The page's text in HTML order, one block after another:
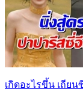
เกิดอะไรขึ้น เถีย